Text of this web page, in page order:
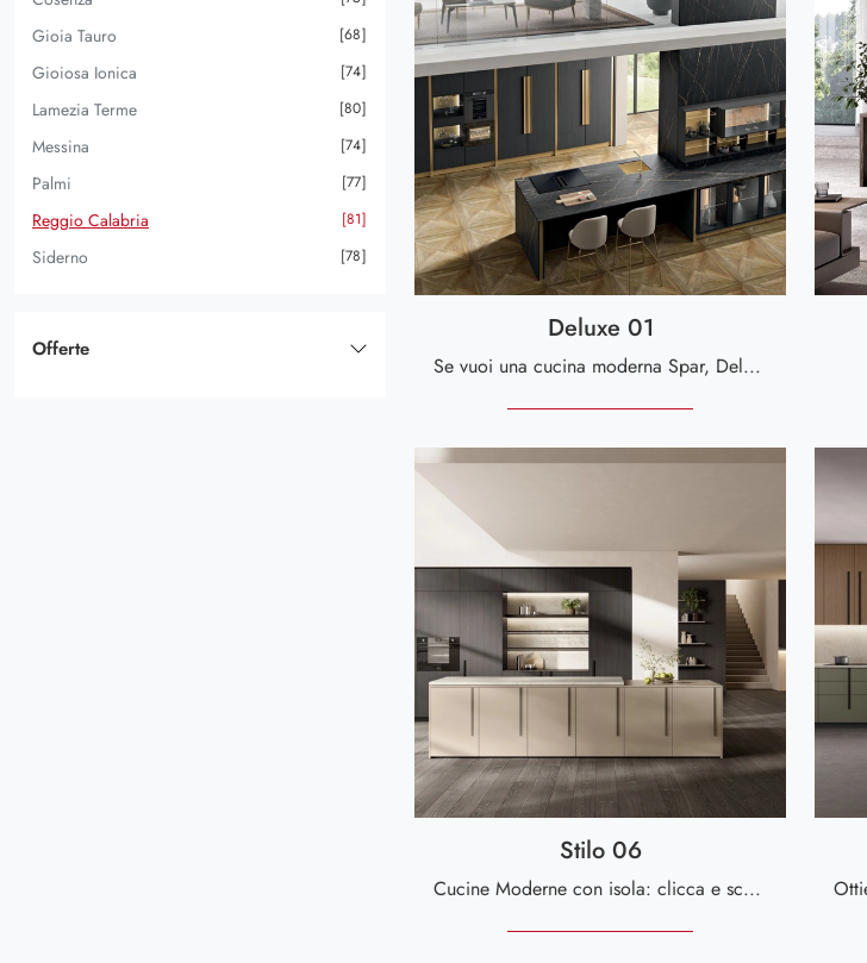
In MDF
In Melaminico
In Metallo
In Pet
In Vetro
Gioia Tauro 68
Gioiosa Ionica 74
Lamezia Terme 80
Messina 74
Palmi 77
Reggio Calabria 81
Siderno 78
Offerte
Deluxe 01
Se vuoi una cucina moderna Spar, Deluxe 01 in legno ti sta aspettando nel nostro negozio di Cucine Moderne con penisola.
Stilo 06
Cucine Moderne con isola: clicca e scopri una ricca gamma di soluzioni della marca Scavolini, tra cui il modello Stilo 06.